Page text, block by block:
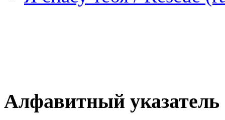
Алфавитный указатель